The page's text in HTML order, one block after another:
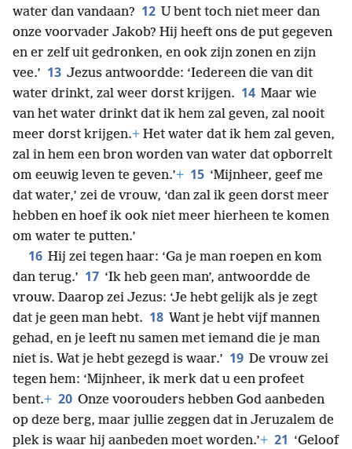
water dan vandaan? 12 U bent toch niet meer dan
onze voorvader Jakob? Hij heeft ons de put gegeven
en er zelf uit gedronken, en ook zijn zonen en zijn
vee.’ 13 Jezus antwoordde: ‘Iedereen die van dit
water drinkt, zal weer dorst krijgen. 14 Maar wie
van het water drinkt dat ik hem zal geven, zal nooit
meer dorst krijgen.+ Het water dat ik hem zal geven,
zal in hem een bron worden van water dat opborrelt
om eeuwig leven te geven.’+ 15 ‘Mijnheer, geef me
dat water,’ zei de vrouw, ‘dan zal ik geen dorst meer
hebben en hoef ik ook niet meer hierheen te komen
om water te putten.’
16 Hij zei tegen haar: ‘Ga je man roepen en kom
dan terug.’ 17 ‘Ik heb geen man’, antwoordde de
vrouw. Daarop zei Jezus: ‘Je hebt gelijk als je zegt
dat je geen man hebt. 18 Want je hebt vijf mannen
gehad, en je leeft nu samen met iemand die je man
niet is. Wat je hebt gezegd is waar.’ 19 De vrouw zei
tegen hem: ‘Mijnheer, ik merk dat u een profeet
bent.+ 20 Onze voorouders hebben God aanbeden
op deze berg, maar jullie zeggen dat in Jeruzalem de
plek is waar hij aanbeden moet worden.’+ 21 ‘Geloof